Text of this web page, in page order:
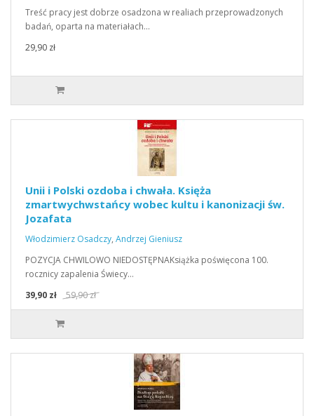
Treść pracy jest dobrze osadzona w realiach przeprowadzonych
badań, oparta na materiałach…
29,90 zł
Unii i Polski ozdoba i chwała. Księża
zmartwychwstańcy wobec kultu i kanonizacji św.
Jozafata
Włodzimierz Osadczy, Andrzej Gieniusz
POZYCJA CHWILOWO NIEDOSTĘPNAKsiążka poświęcona 100.
rocznicy zapalenia Świecy…
39,90 zł
59,90 zł